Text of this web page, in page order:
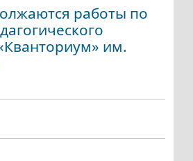
работы по
им.